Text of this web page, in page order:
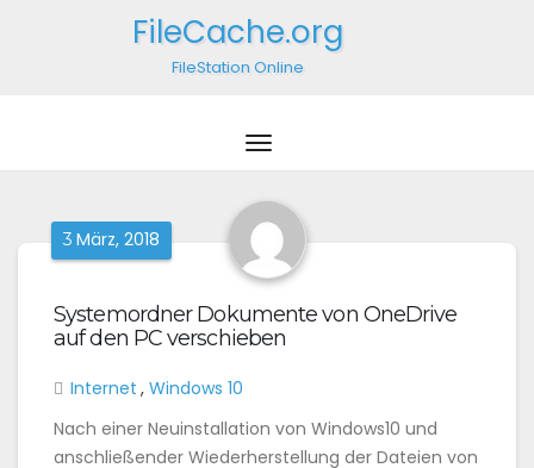
FileCache.org
FileStation Online
3 März, 2018
Systemordner Dokumente von OneDrive
auf den PC verschieben
Internet , Windows 10
Nach einer Neuinstallation von Windows10 und
anschließender Wiederherstellung der Dateien von